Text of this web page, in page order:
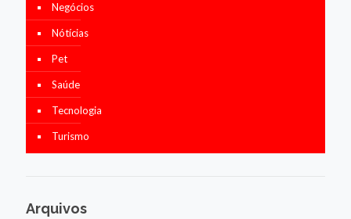
Negócios
Nótícias
Pet
Saúde
Tecnologia
Turismo
Arquivos